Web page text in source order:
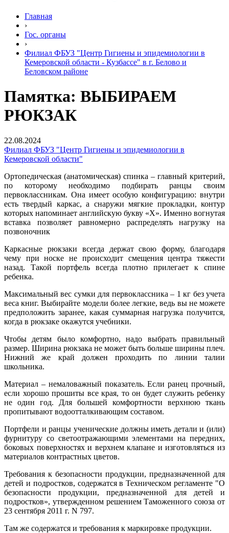
Главная
›
Гос. органы
›
Филиал ФБУЗ "Центр Гигиены и эпидемиологии в
Кемеровской области - Кузбассе" в г. Белово и
Беловском районе
Памятка: ВЫБИРАЕМ
РЮКЗАК
22.08.2024
Филиал ФБУЗ "Центр Гигиены и эпидемиологии в
Кемеровской области"
Ортопедическая (анатомическая) спинка – главный критерий,
по которому необходимо подбирать ранцы своим
первоклассникам. Она имеет особую конфигурацию: внутри
есть твердый каркас, а снаружи мягкие прокладки, контур
которых напоминает английскую букву «X». Именно вогнутая
вставка позволяет равномерно распределять нагрузку на
позвоночник
Каркасные рюкзаки всегда держат свою форму, благодаря
чему при носке не происходит смещения центра тяжести
назад. Такой портфель всегда плотно прилегает к спине
ребенка.
Максимальный вес сумки для первоклассника – 1 кг без учета
веса книг. Выбирайте модели более легкие, ведь вы не можете
предположить заранее, какая суммарная нагрузка получится,
когда в рюкзаке окажутся учебники.
Чтобы детям было комфортно, надо выбрать правильный
размер. Ширина рюкзака не может быть больше ширины плеч.
Нижний же край должен проходить по линии талии
школьника.
Материал – немаловажный показатель. Если ранец прочный,
если хорошо прошиты все края, то он будет служить ребенку
не один год. Для большей комфортности верхнюю ткань
пропитывают водоотталкивающим составом.
Портфели и ранцы ученические должны иметь детали и (или)
фурнитуру со светоотражающими элементами на передних,
боковых поверхностях и верхнем клапане и изготовляться из
материалов контрастных цветов.
Требования к безопасности продукции, предназначенной для
детей и подростков, содержатся в Техническом регламенте "О
безопасности продукции, предназначенной для детей и
подростков», утвержденном решением Таможенного союза от
23 сентября 2011 г. N 797.
Там же содержатся и требования к маркировке продукции.